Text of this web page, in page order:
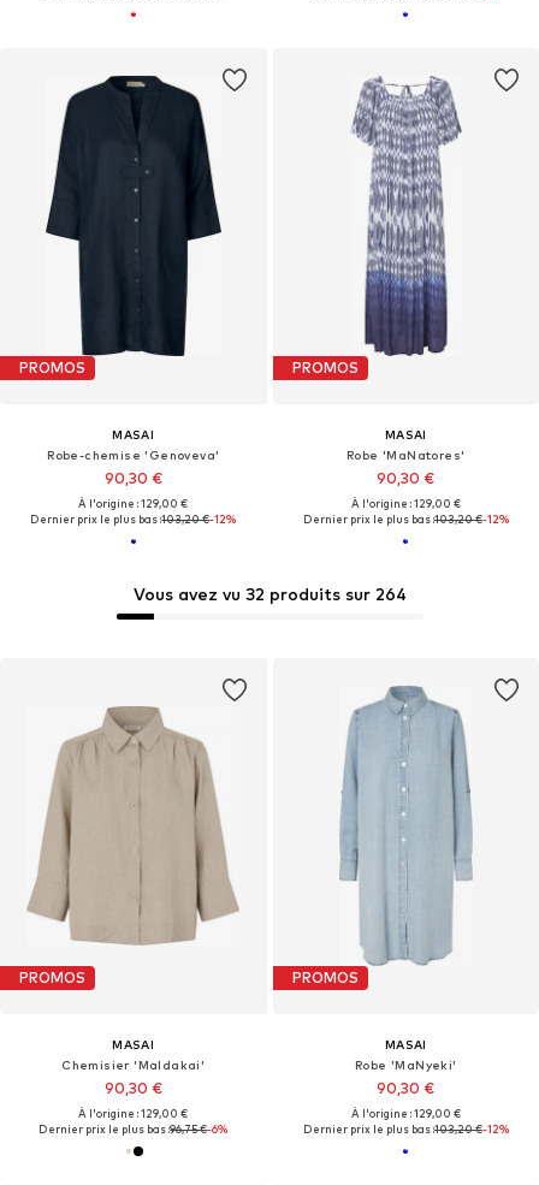
PROMOS
MASAI
Robe-chemise 'Genoveva'
90,30 €
À l'origine : 129,00 €
Dernier prix le plus bas :103,20 €-12%
PROMOS
MASAI
Robe 'MaNatores'
90,30 €
À l'origine : 129,00 €
Dernier prix le plus bas :103,20 €-12%
Vous avez vu 32 produits sur 264
PROMOS
MASAI
Chemisier 'MaIdakai'
90,30 €
À l'origine : 129,00 €
Dernier prix le plus bas :96,75 €-6%
PROMOS
MASAI
Robe 'MaNyeki'
90,30 €
À l'origine : 129,00 €
Dernier prix le plus bas :103,20 €-12%